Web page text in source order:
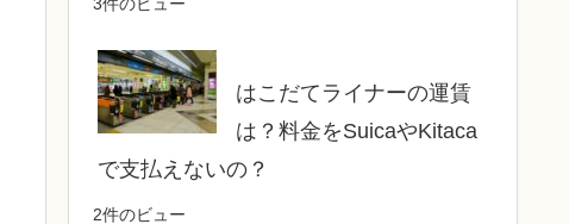
はこだてライナーの運賃
は？料金をSuicaやKitaca
で支払えないの？
2件のビュー